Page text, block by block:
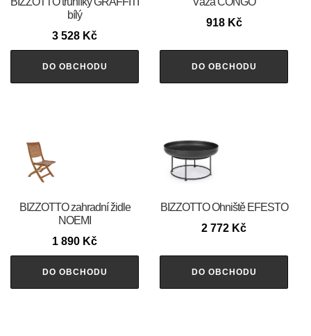
bílý
3 528 Kč
DO OBCHODU
918 Kč
DO OBCHODU
BIZZOTTO zahradní židle
NOEMI
1 890 Kč
DO OBCHODU
BIZZOTTO Ohniště EFESTO
2 772 Kč
DO OBCHODU